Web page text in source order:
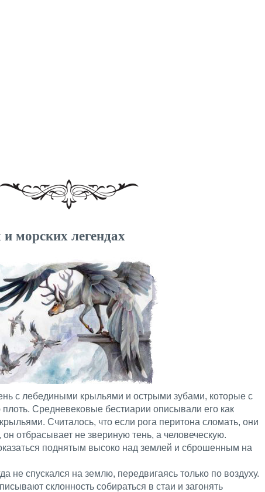
морских легендах
с лебедиными крыльями и острыми зубами, которые с
плоть. Средневековые бестиарии описывали его как
Считалось, что если рога перитона сломать, они
отбрасывает не звериную тень, а человеческую.
поднятым высоко над землей и сброшенным на
не спускался на землю, передвигаясь только по воздуху.
склонность собираться в стаи и загонять